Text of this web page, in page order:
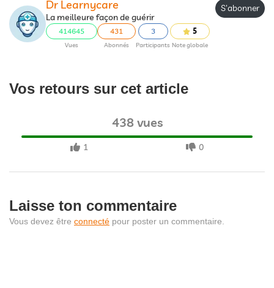
Dr Learnycare
La meilleure façon de guérir
414645
Vues
431
Abonnés
3
Participants
5
Note globale
S'abonner
Vos retours sur cet article
438 vues
1 0
Laisse ton commentaire
Vous devez être connecté pour poster un commentaire.